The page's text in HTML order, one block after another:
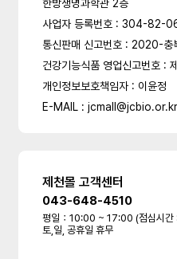
한방생명과학관 2층
사업자 등록번호 : 304-82-
통신판매 신고번호 : 2020-
건강기능식품 영업신고번
개인정보보호책임자 : 이윤정
E-MAIL :
제천몰 고객센터
043-648-4510
평일：10:00 ~ 17:00 (점심시
토,일, 공휴일 휴무